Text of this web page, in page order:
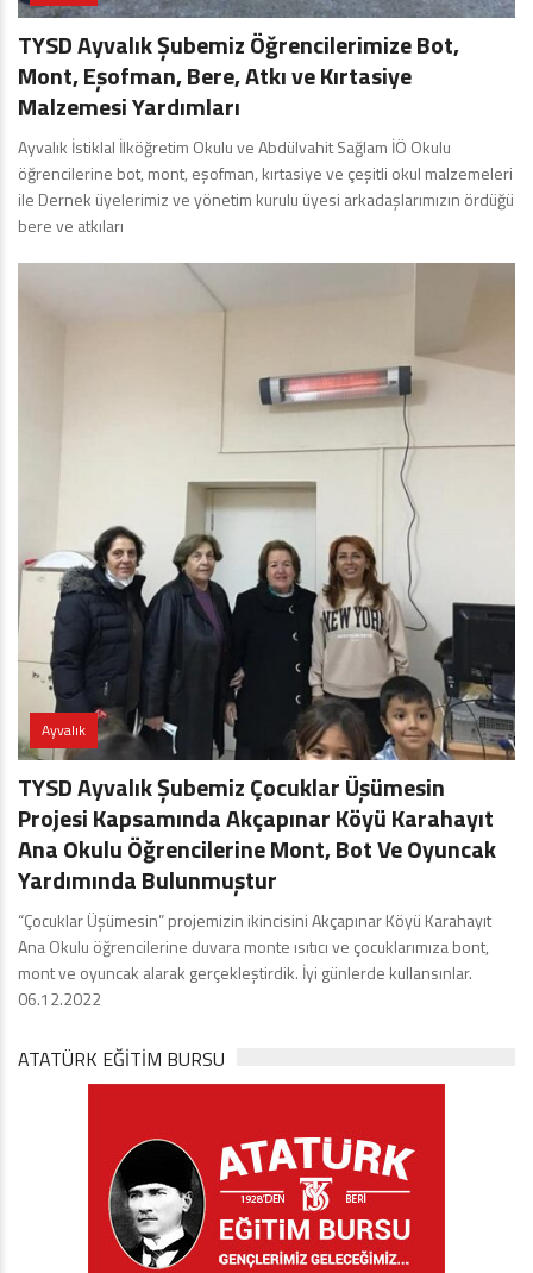
TYSD Ayvalık Şubemiz Öğrencilerimize Bot,
Mont, Eşofman, Bere, Atkı ve Kırtasiye
Malzemesi Yardımları
Ayvalık İstiklal İlköğretim Okulu ve Abdülvahit Sağlam İÖ Okulu
öğrencilerine bot, mont, eşofman, kırtasiye ve çeşitli okul malzemeleri
ile Dernek üyelerimiz ve yönetim kurulu üyesi arkadaşlarımızın ördüğü
bere ve atkıları
Ayvalık
TYSD Ayvalık Şubemiz Çocuklar Üşümesin
Projesi Kapsamında Akçapınar Köyü Karahayıt
Ana Okulu Öğrencilerine Mont, Bot Ve Oyuncak
Yardımında Bulunmuştur
“Çocuklar Üşümesin” projemizin ikincisini Akçapınar Köyü Karahayıt
Ana Okulu öğrencilerine duvara monte ısıtıcı ve çocuklarımıza bont,
mont ve oyuncak alarak gerçekleştirdik. İyi günlerde kullansınlar.
06.12.2022
ATATÜRK EĞITIM BURSU